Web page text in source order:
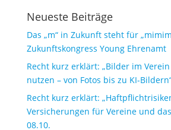
Neueste Beiträge
Das „m“ in Zukunft steht für
Zukunftskongress Young Ehrenamt
Recht kurz erklärt: „Bilder im
nutzen – von Fotos bis zu KI-
Recht kurz erklärt:
Versicherungen für Vereine und
08.10.